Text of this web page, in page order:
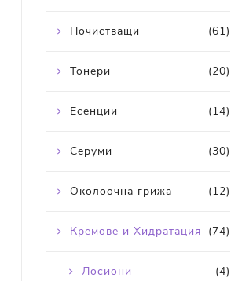
(61)
Почистващи
(20)
Тонери
(14)
Есенции
(30)
Серуми
(12)
Околоочна грижа
(74)
Кремове и Хидратация
(4)
Лосиони